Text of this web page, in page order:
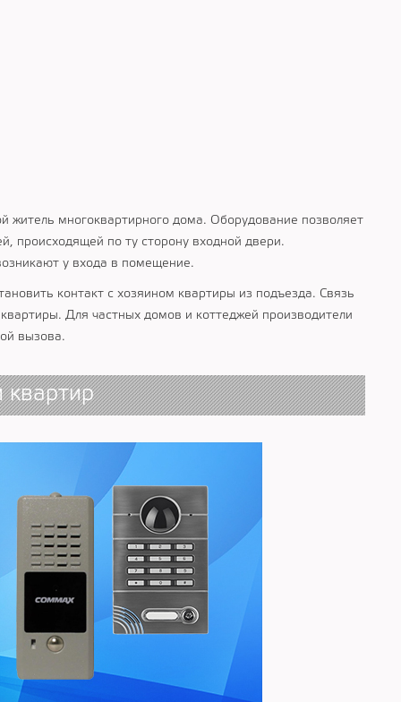
многоквартирного дома. Оборудование позволяет
происходящей по ту сторону входной двери.
у входа в помещение.
контакт с хозяином квартиры из подъезда. Связь
Для частных домов и коттеджей производители
вызова.